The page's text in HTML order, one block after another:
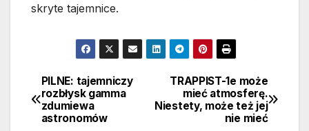
skryte tajemnice.
Nawigacja
wpisu
TRAPPIST-1e może
mieć atmosferę.
Niestety, może też jej
nie mieć
PILNE: tajemniczy
rozbłysk gamma
zdumiewa
astronomów